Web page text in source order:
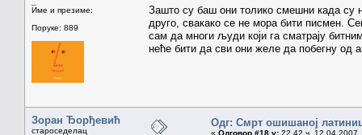
Име и презиме:
Поруке: 889
Зашто су баш они толико смешни када су
друго, свакако се не мора бити писмен.
сам да многи људи који га сматрају
неће бити да сви они желе да побегну од
Зоран Ђорђевић
староседелац
Одг: Смрт ошишаној
« Одговор #18 у: 22.42 ч. 12.04.2007.